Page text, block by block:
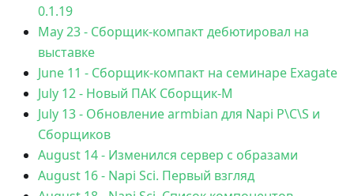
0.1.19
May 23- Сборщик-компакт дебютировал на
выставке
June 11 - Сборщик-компакт на семинаре Exagate
July 12- Новый ПАК Сборщик-М
July 13- Обновление armbian для Napi P\C\S и
Сборщиков
August 14- Изменился сервер с образами
August 16- Napi Sci. Первый взгляд